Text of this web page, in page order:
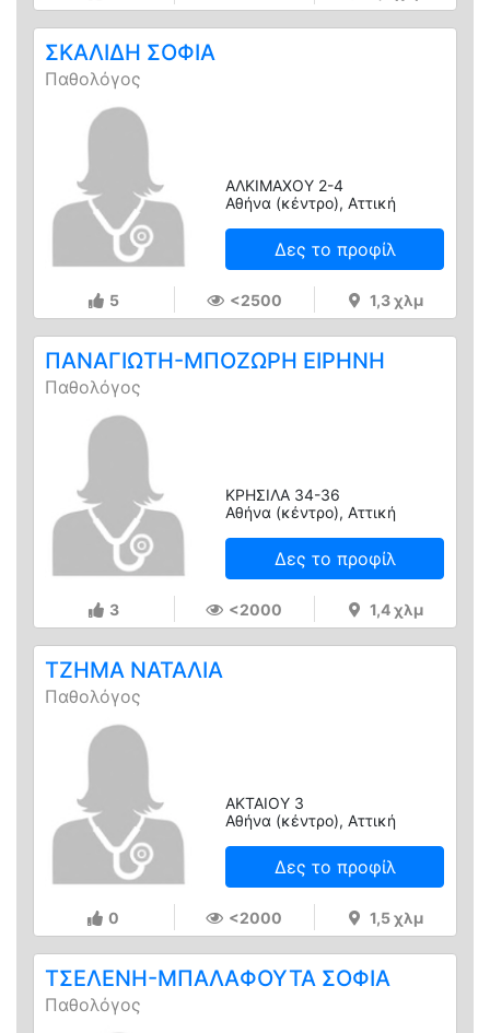
ΣΚΑΛΙΔΗ ΣΟΦΙΑ
Παθολόγος
ΑΛΚΙΜΑΧΟΥ 2-4
Αθήνα (κέντρο), Αττική
Δες το προφίλ
5 <2500 1,3 χλμ
ΠΑΝΑΓΙΩΤΗ-ΜΠΟΖΩΡΗ ΕΙΡΗΝΗ
Παθολόγος
ΚΡΗΣΙΛΑ 34-36
Αθήνα (κέντρο), Αττική
Δες το προφίλ
3 <2000 1,4 χλμ
ΤΖΗΜΑ ΝΑΤΑΛΙΑ
Παθολόγος
ΑΚΤΑΙΟΥ 3
Αθήνα (κέντρο), Αττική
Δες το προφίλ
0 <2000 1,5 χλμ
ΤΣΕΛΕΝΗ-ΜΠΑΛΑΦΟΥΤΑ ΣΟΦΙΑ
Παθολόγος